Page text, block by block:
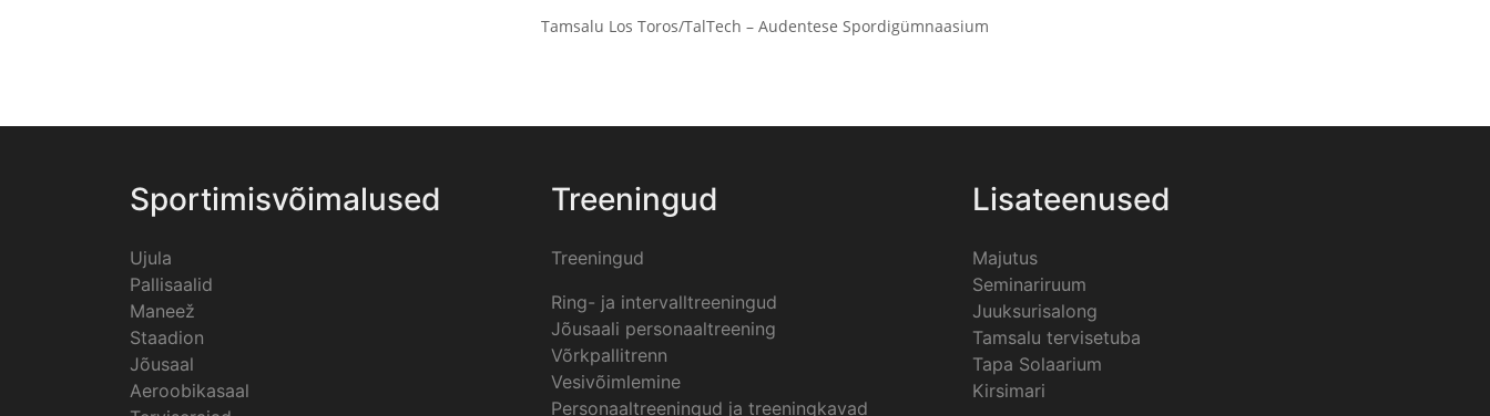
Tamsalu Los Toros/TalTech – Audentese Spordigümnaasium
Sportimisvõimalused
Ujula
Pallisaalid
Maneež
Staadion
Jõusaal
Aeroobikasaal
Treeningud
Treeningud
Ring- ja intervalltreeningud
Jõusaali personaaltreening
Võrkpallitrenn
Vesivõimlemine
Personaaltreeningud ja treeningkavad
Lisateenused
Majutus
Seminariruum
Juuksurisalong
Tamsalu tervisetuba
Tapa Solaarium
Kirsimari